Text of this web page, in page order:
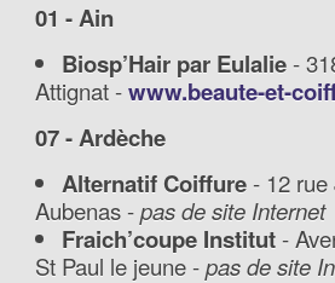
01 - Ain
Biosp’Hair par Eulalie-
Attignat -www.beaute-et-
07 - Ardèche
Alternatif Coiffure- 12 rue
Aubenas -pas de site Internet
Fraich’coupe Institut-
St Paul le jeune -pas de site